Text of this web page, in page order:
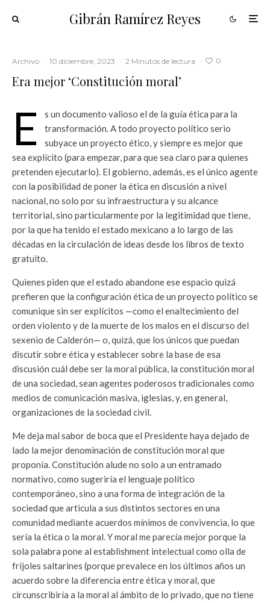
Gibrán Ramírez Reyes
Archivo · 10 diciembre, 2023 · 2 Minutos de lectura · 0
Era mejor ‘Constitución moral’
E
s un documento valioso el de la guía ética para la
transformación. A todo proyecto político serio
subyace un proyecto ético, y siempre es mejor que
sea explícito (para empezar, para que sea claro para quienes
pretenden ejecutarlo). El gobierno, además, es el único agente
con la posibilidad de poner la ética en discusión a nivel
nacional, no solo por su infraestructura y su alcance
territorial, sino particularmente por la legitimidad que tiene,
por la que ha tenido el estado mexicano a lo largo de las
décadas en la circulación de ideas desde los libros de texto
gratuito.
Quienes piden que el estado abandone ese espacio quizá
prefieren que la configuración ética de un proyecto político se
comunique sin ser explícitos —como el enaltecimiento del
orden violento y de la muerte de los malos en el discurso del
sexenio de Calderón— o, quizá, que los únicos que puedan
discutir sobre ética y establecer sobre la base de esa
discusión cuál debe ser la moral pública, la constitución moral
de una sociedad, sean agentes poderosos tradicionales como
medios de comunicación masiva, iglesias, y, en general,
organizaciones de la sociedad civil.
Me deja mal sabor de boca que el Presidente haya dejado de
lado la mejor denominación de constitución moral que
proponía. Constitución alude no solo a un entramado
normativo, como sugeriría el lenguaje político
contemporáneo, sino a una forma de integración de la
sociedad que articula a sus distintos sectores en una
comunidad mediante acuerdos mínimos de convivencia, lo que
sería la ética o la moral. Y moral me parecía mejor porque la
sola palabra pone al establishment intelectual como olla de
frijoles saltarines (porque prevalece en los últimos años un
acuerdo sobre la diferencia entre ética y moral, que
circunscribiría a la moral al ámbito de lo privado, que no tiene